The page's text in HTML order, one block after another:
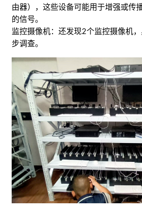
由器），这些设备可能用于增强或传
的信号。
监控摄像机：还发现2个监控摄像机
步调查。